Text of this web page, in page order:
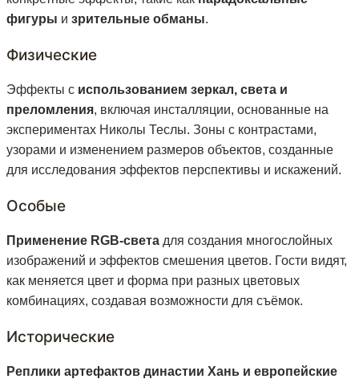
фигуры и зрительные обманы.
Физические
Эффекты с использованием зеркал, света и
преломления, включая инсталляции, основанные на
экспериментах Николы Теслы. Зоны с контрастами,
узорами и изменением размеров объектов, созданные
для исследования эффектов перспективы и искажений.
Особые
Применение RGB-света для создания многослойных
изображений и эффектов смешения цветов. Гости видят,
как меняется цвет и форма при разных цветовых
комбинациях, создавая возможности для съёмок.
Исторические
Реплики артефактов династии Хань и европейские